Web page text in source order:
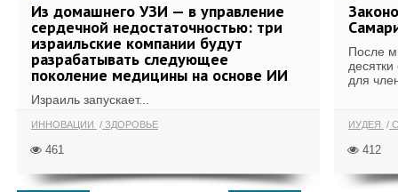
Из домашнего УЗИ — в управление
сердечной недостаточностью: три
израильские компании будут
разрабатывать следующее
поколение медицины на основе ИИ
Израиль запускает...
ИННОВАЦИИ ЗДОРОВЬЕ
461
После
для
ИУДЕЯ
412